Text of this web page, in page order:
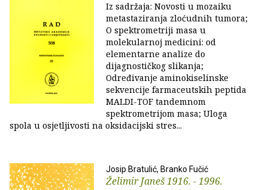
Iz sadržaja: Novosti u mozaiku
metastaziranja zloćudnih tumora;
O spektrometriji masa u
molekularnoj medicini: od
elementarne analize do
dijagnostičkog slikanja;
Određivanje aminokiselinske
sekvencije farmaceutskih peptida
MALDI-TOF tandemnom
spektrometrijom masa; Uloga
spola u osjetljivosti na oksidacijski stres...
Josip Bratulić, Branko Fučić
Želimir Janeš 1916. - 1996.